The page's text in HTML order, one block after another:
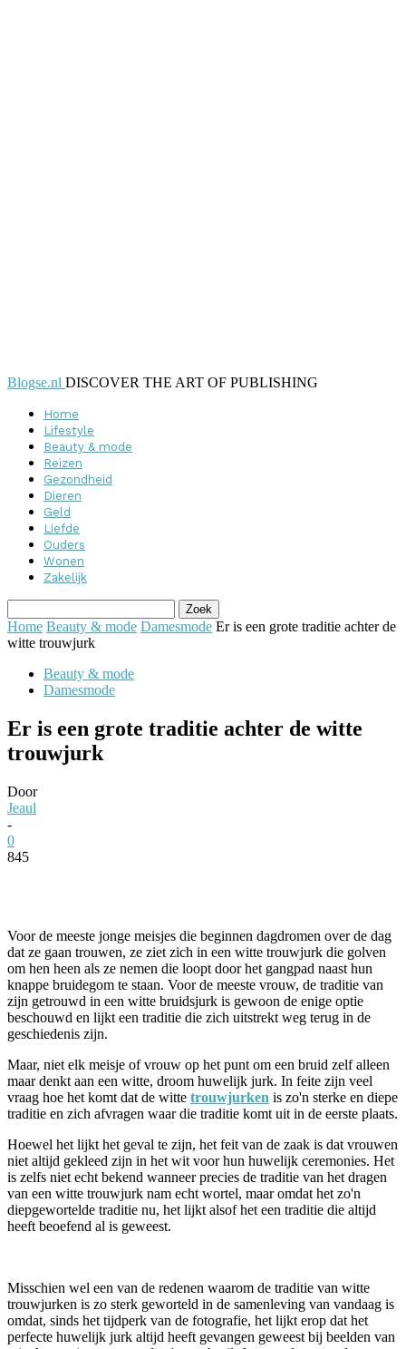
Blogse.nl DISCOVER THE ART OF PUBLISHING
Home
Lifestyle
Beauty & mode
Reizen
Gezondheid
Dieren
Geld
Liefde
Ouders
Wonen
Zakelijk
Home Beauty & mode Damesmode Er is een grote traditie achter de
witte trouwjurk
Beauty & mode
Damesmode
Er is een grote traditie achter de witte
trouwjurk
Door
Jeaul
-
0
845
Voor de meeste jonge meisjes die beginnen dagdromen over de dag
dat ze gaan trouwen, ze ziet zich in een witte trouwjurk die golven
om hen heen als ze nemen die loopt door het gangpad naast hun
knappe bruidegom te staan. Voor de meeste vrouw, de traditie van
zijn getrouwd in een witte bruidsjurk is gewoon de enige optie
beschouwd en lijkt een traditie die zich uitstrekt weg terug in de
geschiedenis zijn.
Maar, niet elk meisje of vrouw op het punt om een bruid zelf alleen
maar denkt aan een witte, droom huwelijk jurk. In feite zijn veel
vraag hoe het komt dat de witte trouwjurken is zo'n sterke en diepe
traditie en zich afvragen waar die traditie komt uit in de eerste plaats.
Hoewel het lijkt het geval te zijn, het feit van de zaak is dat vrouwen
niet altijd gekleed zijn in het wit voor hun huwelijk ceremonies. Het
is zelfs niet echt bekend wanneer precies de traditie van het dragen
van een witte trouwjurk nam echt wortel, maar omdat het zo'n
diepgewortelde traditie nu, het lijkt alsof het een traditie die altijd
heeft beoefend al is geweest.
Misschien wel een van de redenen waarom de traditie van witte
trouwjurken is zo sterk geworteld in de samenleving van vandaag is
omdat, sinds het tijdperk van de fotografie, het lijkt erop dat het
perfecte huwelijk jurk altijd heeft gevangen geweest bij beelden van